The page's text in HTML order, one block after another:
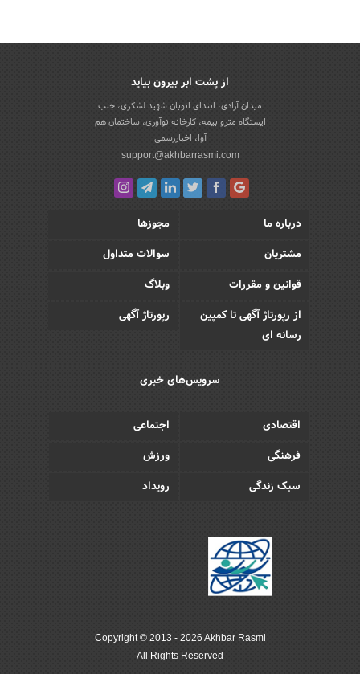
از پشت ابر بیرون بیاید
میدان آزادی، ابتدای اتوبان شهید لشکری، جنب
ایستگاه مترو بیمه، کارخانه نوآوری، ساختمان هم
آوا، اخباررسمی
support@akhbarrasmi.com
درباره ما
مجوزها
مشتریان
سوالات متداول
قوانین و مقررات
وبلاگ
از رپورتاژ آگهی تا کمپین
رسانه ای
رپورتاژ آگهی
سرویس‌های خبری
اقتصادی
اجتماعی
فرهنگی
ورزش
سبک زندگی
رویداد
Copyright © 2013 - 2026 Akhbar Rasmi
All Rights Reserved